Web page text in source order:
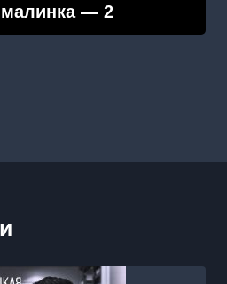
малинка — 2